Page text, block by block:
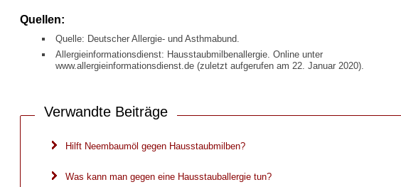
Quellen:
Quelle: Deutscher Allergie- und Asthmabund.
Allergieinformationsdienst: Hausstaubmilbenallergie. Online unter
www.allergieinformationsdienst.de (zuletzt aufgerufen am 22. Januar 2020).
Verwandte Beiträge
Hilft Neembaumöl gegen Hausstaubmilben?
Was kann man gegen eine Hausstauballergie tun?